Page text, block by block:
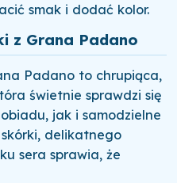
smak i dodać kolor.
z Grana Padano
Padano to chrupiąca,
świetnie sprawdzi się
jak i samodzielne
skórki, delikatnego
sera sprawia, że